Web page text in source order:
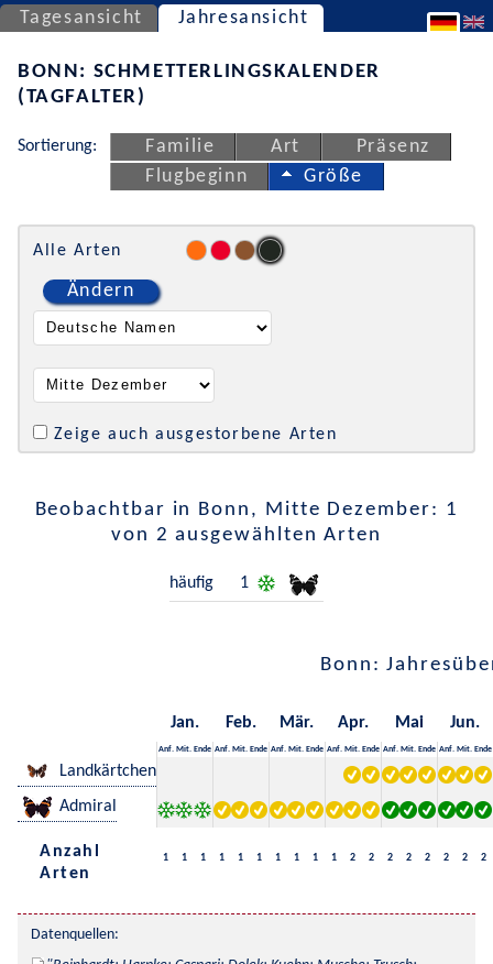
Tagesansicht Jahresansicht
BONN: SCHMETTERLINGSKALENDER
(TAGFALTER)
Sortierung: Familie Art
Präsenz
Flugbeginn
Größe
Alle Arten
Ändern
Zeige auch ausgestorbene Arten
Beobachtbar in Bonn, Mitte Dezember: 1
von 2 ausgewählten Arten
häufig 1
Bonn:
Jan. Feb. Mär. Apr. Mai Jun.
Anf. Mit. Ende Anf. Mit. Ende Anf. Mit. Ende Anf. Mit. Ende Anf. Mit. Ende Anf. Mit. Ende
Landkärtchen
Admiral
Anzahl
Arten
1 1 1 1 1 1 1 1 1 1 2 2 2 2 2 2 2 2
Datenquellen: